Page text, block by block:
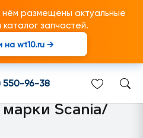
размещены актуальные
запчастей.
на wt10.ru →
550-96-38
корпуса
фильтра
для
марки Scania/